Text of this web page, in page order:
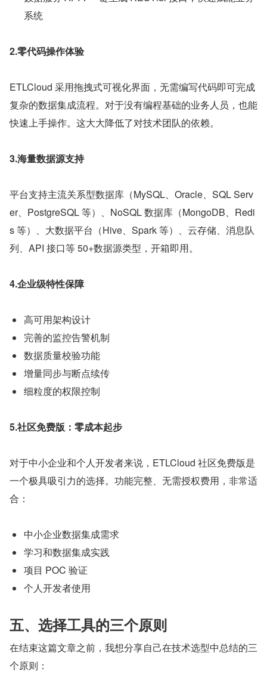
系统
2.零代码操作体验
ETLCloud 采用拖拽式可视化界面，无需编写代码即可完成
复杂的数据集成流程。对于没有编程基础的业务人员，也能
快速上手操作。这大大降低了对技术团队的依赖。
3.海量数据源支持
平台支持主流关系型数据库（MySQL、Oracle、SQL Serv
er、PostgreSQL 等）、NoSQL 数据库（MongoDB、Redi
s 等）、大数据平台（Hive、Spark 等）、云存储、消息队
列、API 接口等 50+数据源类型，开箱即用。
4.企业级特性保障
高可用架构设计
完善的监控告警机制
数据质量校验功能
增量同步与断点续传
细粒度的权限控制
5.社区免费版：零成本起步
对于中小企业和个人开发者来说，ETLCloud 社区免费版是
一个极具吸引力的选择。功能完整、无需授权费用，非常适
合：
中小企业数据集成需求
学习和数据集成实践
项目 POC 验证
个人开发者使用
五、选择工具的三个原则
在结束这篇文章之前，我想分享自己在技术选型中总结的三
个原则：